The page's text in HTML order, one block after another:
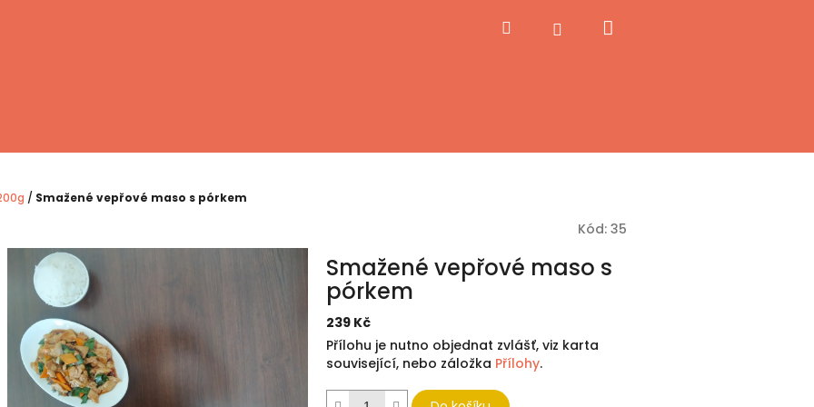
Hledat Přihlášení
/ Smažené vepřové maso s pórkem
Kód: 35
Smažené vepřové maso s
pórkem
239 Kč
Měrná
cena:
Přílohu je nutno objednat zvlášť, viz karta
související, nebo záložka Přílohy.